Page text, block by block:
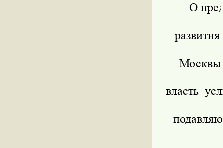
О
Москвы
власть